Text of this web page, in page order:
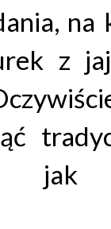
na
z
jak